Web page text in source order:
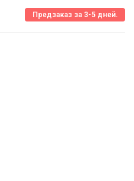
Предзаказ за 3-5 дней.